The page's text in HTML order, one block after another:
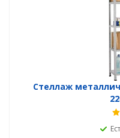
Стеллаж